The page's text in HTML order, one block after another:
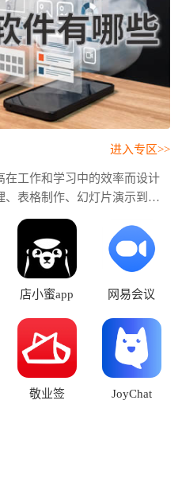
在工作和学习中的效率而设计
表格制作、幻灯片演示到团
够帮助你更专业、更快速地
重复劳动的时间，让你能更
工具，你的工作效率会直接提
进入专区>>
店小蜜app 网易会议
敬业签 JoyChat